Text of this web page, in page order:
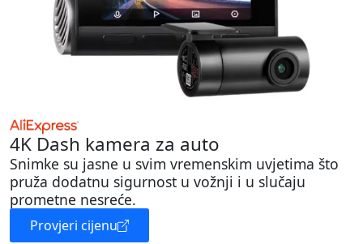
4K Dash kamera za auto
Snimke su jasne u svim vremenskim uvjetima što
pruža dodatnu sigurnost u vožnji i u slučaju
prometne nesreće.
Provjeri cijenu